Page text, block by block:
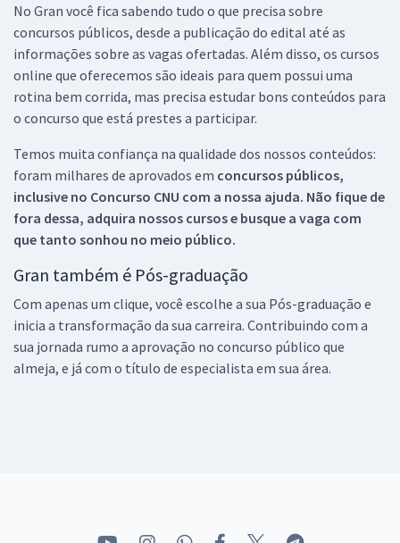
No Gran você fica sabendo tudo o que precisa sobre
concursos públicos, desde a publicação do edital até as
informações sobre as vagas ofertadas. Além disso, os cursos
online que oferecemos são ideais para quem possui uma
rotina bem corrida, mas precisa estudar bons conteúdos para
o concurso que está prestes a participar.
Temos muita confiança na qualidade dos nossos conteúdos:
foram milhares de aprovados em concursos públicos,
inclusive no Concurso CNU com a nossa ajuda. Não fique de
fora dessa, adquira nossos cursos e busque a vaga com
que tanto sonhou no meio público.
Gran também é Pós-graduação
Com apenas um clique, você escolhe a sua Pós-graduação e
inicia a transformação da sua carreira. Contribuindo com a
sua jornada rumo a aprovação no concurso público que
almeja, e já com o título de especialista em sua área.